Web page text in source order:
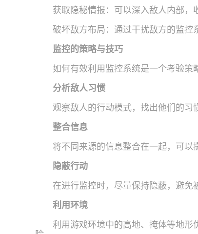
获取隐秘情报：可以深入敌人内部，
破坏敌方布局：通过干扰敌方的监控
监控的策略与技巧
如何有效利用监控系统是一个考验策
分析敌人习惯
观察敌人的行动模式，找出他们的习
整合信息
将不同来源的信息整合在一起，可以
隐蔽行动
在进行监控时，尽量保持隐蔽，避免
利用环境
利用游戏环境中的高地、掩体等地